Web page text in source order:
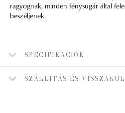
ragyognak, minden fénysugár által
beszéljenek.
SPECIFIKÁCIÓK
SZÁLLÍTÁS ÉS